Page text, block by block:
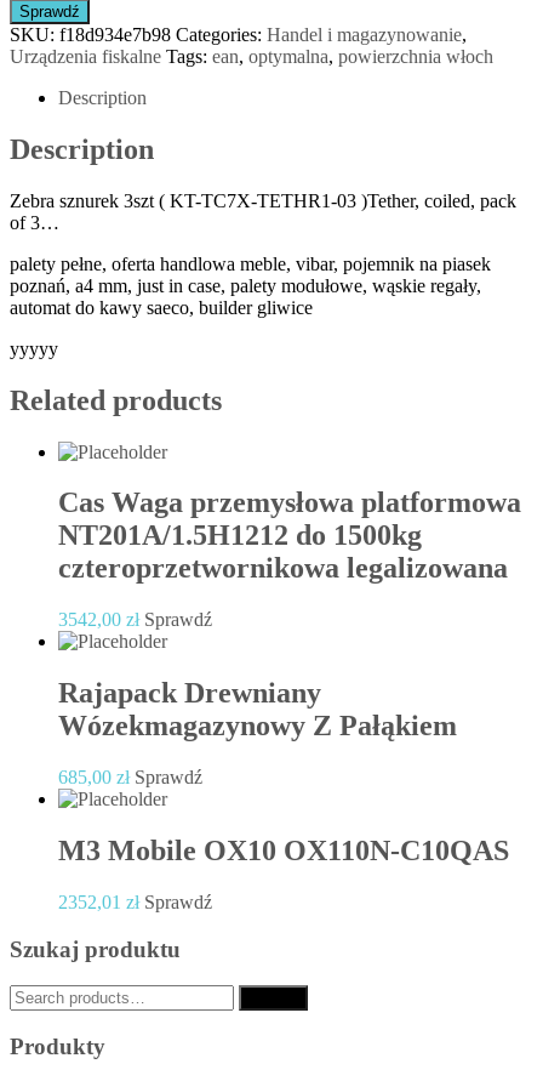
Sprawdź
SKU: f18d934e7b98 Categories: Handel i magazynowanie,
Urządzenia fiskalne Tags: ean, optymalna, powierzchnia włoch
Description
Description
Zebra sznurek 3szt ( KT-TC7X-TETHR1-03 )Tether, coiled, pack
of 3…
palety pełne, oferta handlowa meble, vibar, pojemnik na piasek
poznań, a4 mm, just in case, palety modułowe, wąskie regały,
automat do kawy saeco, builder gliwice
yyyyy
Related products
Cas Waga przemysłowa platformowa
NT201A/1.5H1212 do 1500kg
czteroprzetwornikowa legalizowana
3542,00 zł Sprawdź
Rajapack Drewniany
Wózekmagazynowy Z Pałąkiem
685,00 zł Sprawdź
M3 Mobile OX10 OX110N-C10QAS
2352,01 zł Sprawdź
Szukaj produktu
Search
for:
Produkty